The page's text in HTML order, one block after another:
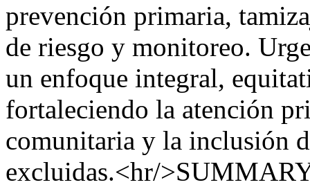
prevención primaria,
de riesgo y monitoreo.
un enfoque integral,
fortaleciendo la atención
comunitaria y la inclusión
excluidas.<hr/